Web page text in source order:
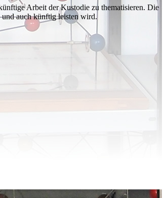
Arbeit der Kustodie zu thematisieren. Die
auch künftig leisten wird.